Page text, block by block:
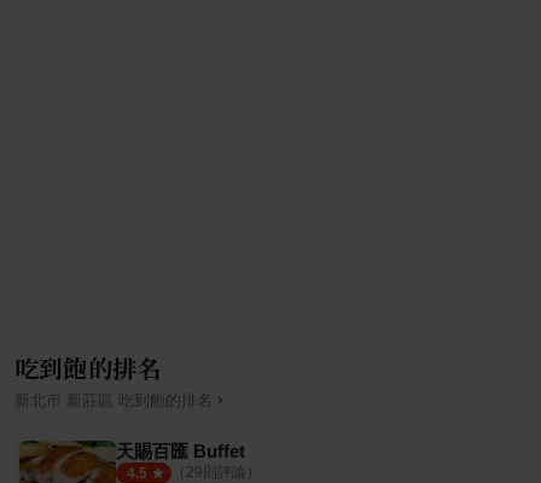
吃到飽的排名
新北市 新莊區 吃到飽的排名 ›
天賜百匯 Buffet
4.5 （ 29則評論）